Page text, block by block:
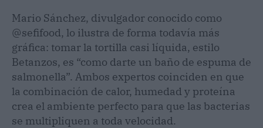
Mario Sánchez, divulgador conocido como
@sefifood, lo ilustra de forma todavía más
gráfica: tomar la tortilla casi líquida, estilo
Betanzos, es “como darte un baño de espuma de
salmonella”. Ambos expertos coinciden en que
la combinación de calor, humedad y proteína
crea el ambiente perfecto para que las bacterias
se multipliquen a toda velocidad.